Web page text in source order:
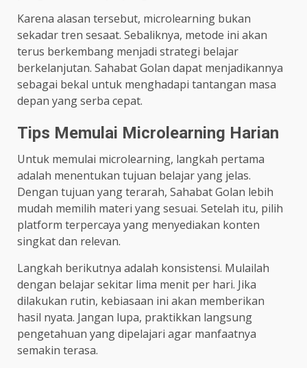
Karena alasan tersebut, microlearning bukan
sekadar tren sesaat. Sebaliknya, metode ini akan
terus berkembang menjadi strategi belajar
berkelanjutan. Sahabat Golan dapat menjadikannya
sebagai bekal untuk menghadapi tantangan masa
depan yang serba cepat.
Tips Memulai Microlearning Harian
Untuk memulai microlearning, langkah pertama
adalah menentukan tujuan belajar yang jelas.
Dengan tujuan yang terarah, Sahabat Golan lebih
mudah memilih materi yang sesuai. Setelah itu, pilih
platform terpercaya yang menyediakan konten
singkat dan relevan.
Langkah berikutnya adalah konsistensi. Mulailah
dengan belajar sekitar lima menit per hari. Jika
dilakukan rutin, kebiasaan ini akan memberikan
hasil nyata. Jangan lupa, praktikkan langsung
pengetahuan yang dipelajari agar manfaatnya
semakin terasa.